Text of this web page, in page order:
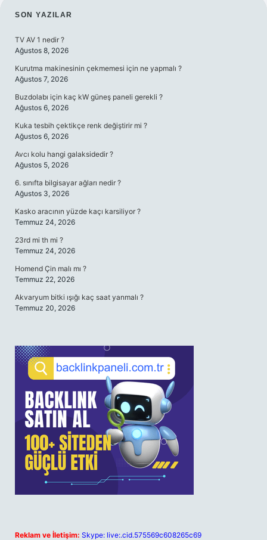
SIDEBAR
SON YAZILAR
TV AV 1 nedir ?
Ağustos 8, 2026
Kurutma makinesinin çekmemesi için ne yapmalı ?
Ağustos 7, 2026
Buzdolabı için kaç kW güneş paneli gerekli ?
Ağustos 6, 2026
Kuka tesbih çektikçe renk değiştirir mi ?
Ağustos 6, 2026
Avcı kolu hangi galaksidedir ?
Ağustos 5, 2026
6. sınıfta bilgisayar ağları nedir ?
Ağustos 3, 2026
Kasko aracının yüzde kaçı karsiliyor ?
Temmuz 24, 2026
23rd mi th mi ?
Temmuz 24, 2026
Homend Çin malı mı ?
Temmuz 22, 2026
Akvaryum bitki ışığı kaç saat yanmalı ?
Temmuz 20, 2026
Reklam ve İletişim: Skype: live:.cid.575569c608265c69